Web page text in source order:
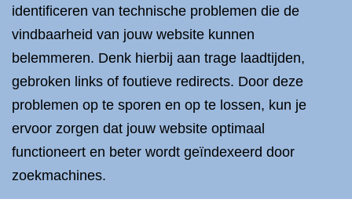
identificeren van technische problemen die de
vindbaarheid van jouw website kunnen
belemmeren. Denk hierbij aan trage laadtijden,
gebroken links of foutieve redirects. Door deze
problemen op te sporen en op te lossen, kun je
ervoor zorgen dat jouw website optimaal
functioneert en beter wordt geïndexeerd door
zoekmachines.